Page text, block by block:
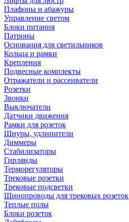
Плафоны и абажуры
Управление светом
Блоки питания
Патроны
Основания для светильников
Кольца и рамки
Крепления
Подвесные комплекты
Отражатели и рассеиватели
Розетки
Звонки
Выключатели
Датчики движения
Рамки для розеток
Шнуры, удлинители
Диммеры
Стабилизаторы
Гирлянды
Терморегуляторы
Трековые розетки
Трековые подсветки
Шинопроводы для трековых розеток
Теплые полы
Блоки розеток